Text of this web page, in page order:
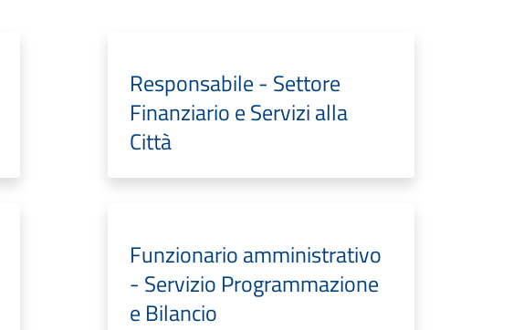
Responsabile - Settore
Finanziario e Servizi alla
Città
Funzionario amministrativo
- Servizio Programmazione
e Bilancio